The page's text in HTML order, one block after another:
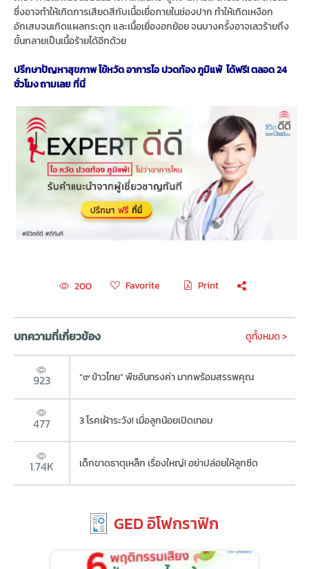
ซึ่งอาจทำให้เกิดการเสียดสีกับเนื้อเยื่อภายในช่องปาก ทำให้เกิดเหงือก
อักเสบจนเกิดแผลกระดูก และเนื้อเยื่องอกย้อย จนบางครั้งอาจเลวร้ายถึง
ขั้นกลายเป็นเนื้อร้ายได้อีกด้วย
ปรึกษาปัญหาสุขภาพ ไข้หวัด อาการไอ ปวดท้อง ภูมิแพ้ ได้ฟรี! ตลอด 24
ชั่วโมง ถามเลย ที่นี่
200 Favorite Print
บทความที่เกี่ยวข้อง ดูทั้งหมด >
923 “๙ ข้าวไทย” พืชอันทรงค่า มากพร้อมสรรพคุณ
477 3 โรคเฝ้าระวัง! เมื่อลูกน้อยเปิดเทอม
1.74K เด็กขาดธาตุเหล็ก เรื่องใหญ่! อย่าปล่อยให้ลูกซีด
GED อิโฟกราฟิก